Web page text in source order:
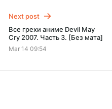
Next post
Все грехи аниме Devil May
Cry 2007. Часть 3. [Без мата]
Mar 14 09:54